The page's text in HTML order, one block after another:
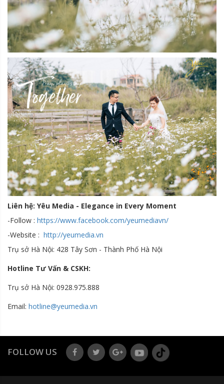
Liên hệ: Yêu Media - Elegance in Every Moment
-Follow : https://www.facebook.com/yeumediavn/
-Website : http://yeumedia.vn
Trụ sở Hà Nội: 428 Tây Sơn - Thành Phố Hà Nội
Hotline Tư Vấn & CSKH:
Trụ sở Hà Nội: 0928.975.888
Email: hotline@yeumedia.vn
FOLLOW US